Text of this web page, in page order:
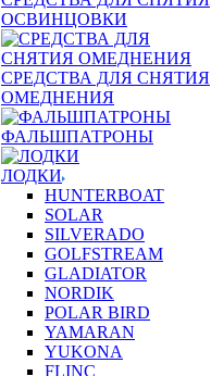
ОСВИНЦОВКИ
СРЕДСТВА ДЛЯ СНЯТИЯ
ОМЕДНЕНИЯ
ФАЛЬШПАТРОНЫ
ЛОДКИ
HUNTERBOAT
SOLAR
SILVERADO
GOLFSTREAM
GLADIATOR
NORDIK
POLAR BIRD
YAMARAN
YUKONA
FLINC